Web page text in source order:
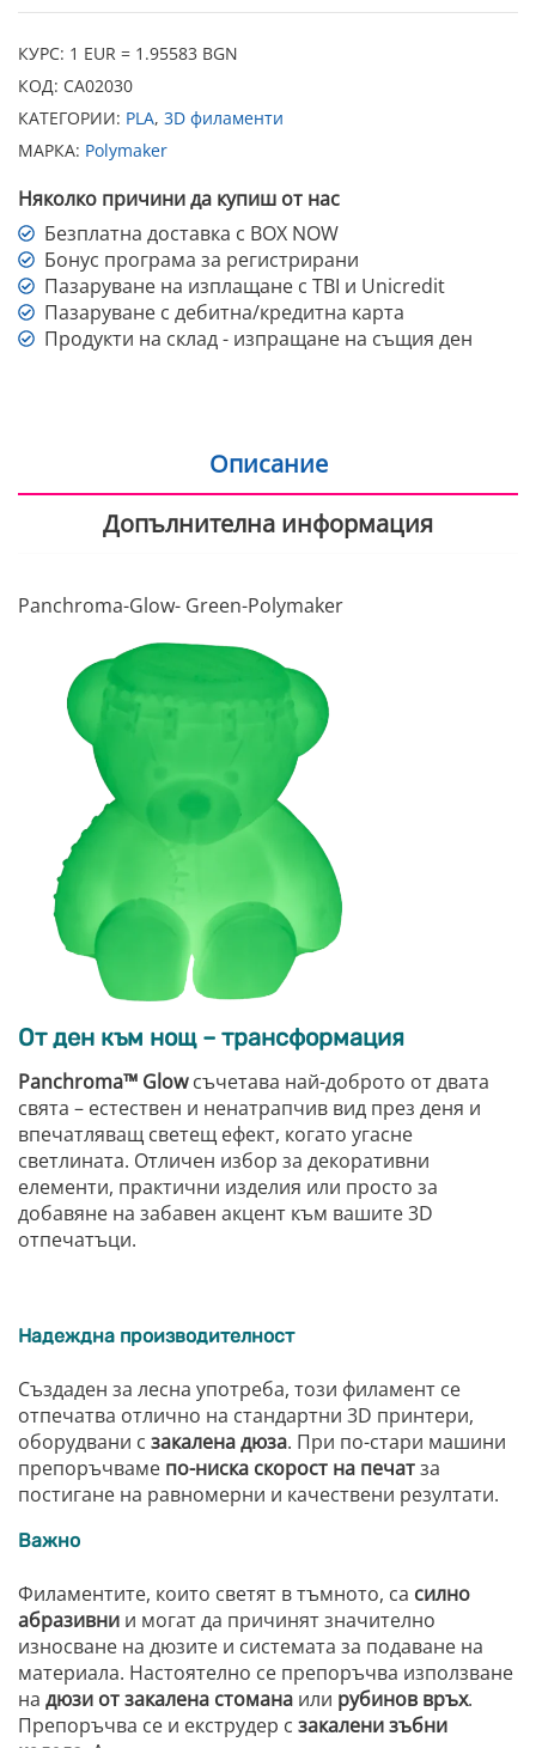
КУРС: 1 EUR = 1.95583 BGN
КОД: CA02030
КАТЕГОРИИ: PLA, 3D филаменти
МАРКА: Polymaker
Няколко причини да купиш от нас
Безплатна доставка с BOX NOW
Бонус програма за регистрирани
Пазаруване на изплащане с TBI и Unicredit
Пазаруване с дебитна/кредитна карта
Продукти на склад - изпращане на същия ден
Описание
Допълнителна информация
Panchroma-Glow- Green-Polymaker
От ден към нощ – трансформация
Panchroma™ Glowсъчетава най-доброто от двата
свята – естествен и ненатрапчив вид през деня и
впечатляващ светещ ефект, когато угасне
светлината. Отличен избор за декоративни
елементи, практични изделия или просто за
добавяне на забавен акцент към вашите 3D
отпечатъци.
Надеждна производителност
Създаден за лесна употреба, този филамент се
отпечатва отлично на стандартни 3D принтери,
оборудвани с закалена дюза. При по-стари машини
препоръчваме по-ниска скорост на печатза
постигане на равномерни и качествени резултати.
Важно
Филаментите, които светят в тъмното, са силно
абразивни и могат да причинят значително
износване на дюзите и системата за подаване на
материала. Настоятелно се препоръчва използване
на дюзи от закалена стомана или рубинов връх.
Препоръчва се и екструдер с закалени зъбни